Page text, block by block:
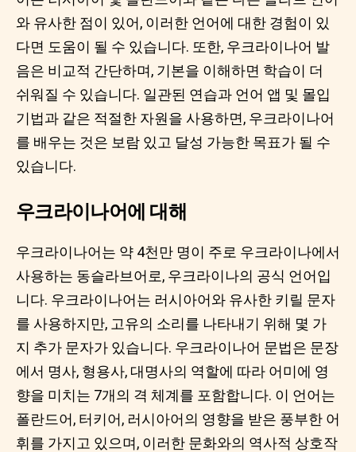
와 유사한 점이 있어, 이러한 언어에 대한 경험이 있
다면 도움이 될 수 있습니다. 또한, 우크라이나어 발
음은 비교적 간단하며, 기본을 이해하면 학습이 더
쉬워질 수 있습니다. 일관된 연습과 언어 앱 및 몰입
기법과 같은 적절한 자원을 사용하면, 우크라이나어
를 배우는 것은 보람 있고 달성 가능한 목표가 될 수
있습니다.
우크라이나어에 대해
우크라이나어는 약 4천만 명이 주로 우크라이나에서
사용하는 동슬라브어로, 우크라이나의 공식 언어입
니다. 우크라이나어는 러시아어와 유사한 키릴 문자
를 사용하지만, 고유의 소리를 나타내기 위해 몇 가
지 추가 문자가 있습니다. 우크라이나어 문법은 문장
에서 명사, 형용사, 대명사의 역할에 따라 어미에 영
향을 미치는 7개의 격 체계를 포함합니다. 이 언어는
폴란드어, 터키어, 러시아어의 영향을 받은 풍부한 어
휘를 가지고 있으며, 이러한 문화와의 역사적 상호작